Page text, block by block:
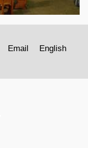
Email English